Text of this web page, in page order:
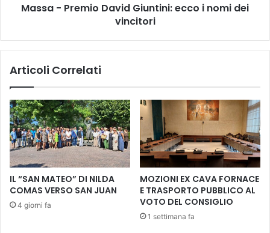
i
u
“
A
r
t
u
r
o
C
h
v
G
i
u
n
t
n
:
Massa - Premio David Giuntini: ecco i nomi dei
vincitori
Articoli Correlati
IL “SAN MATEO” DI NILDA
COMAS VERSO SAN JUAN
4 giorni fa
MOZIONI EX CAVA FORNACE
E TRASPORTO PUBBLICO AL
VOTO DEL CONSIGLIO
1 settimana fa